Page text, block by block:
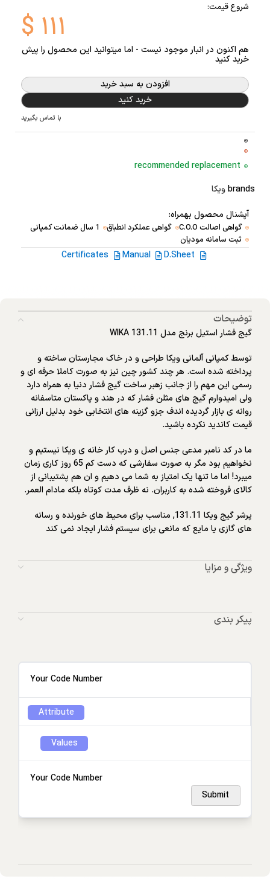
شروع قیمت:
$ ۱۱۱
هم اکنون در انبار موجود نیست - اما میتوانید این محصول را پیش
خرید کنید
افزودن به سبد خرید
خرید کنید
با تماس بگیرید
recommended replacement
brandsویکا
آپشنال محصول بهمراه:
گواهی اصالت C.O.O گواهی عملکرد انطباق
1 سال ضمانت کمپانی
ثبت سامانه مودیان
D.Sheet
Manual
Certificates
توضیحات
گیج فشار استیل برنج مدل WIKA 131.11
توسط کمپانی آلمانی ویکا طراحی و در خاک مجارستان ساخته و
پرداخته شده است. هر چند کشور چین نیز به صورت کاملا حرفه ای و
رسمی این مهم را از جانب زهبر ساخت گیج فشار دنیا به همراه دارد
ولی امیدوارم گیج های مثلن فشار که در هند و پاکستان متاسفانه
روانه ی بازار گردیده اندف جزو گزینه های انتخابی خود بدلیل ارزانی
قیمت کاندید نکرده باشید.
ما در کد نامبر مدعی جنس اصل و درب کار خانه ی ویکا نیستیم و
نخواهیم بود مگر به صورت سفارشی که دست کم 65 روز کاری زمان
میبرد! اما ما تنها یک امتیاز به شما می دهیم و ان هم پشتیبانی از
کالای فروخته شده به کاربران. نه ظرف مدت کوتاه بلکه مادام العمر.
پرشر گیج ویکا 131.11, مناسب برای محیط های خورنده و رسانه
های گازی یا مایع که مانعی برای سیستم فشار ایجاد نمی کند
ویژگی و مزایا
پیکر بندی
Your Code Number
Attribute
Values
Your Code Number
Submit